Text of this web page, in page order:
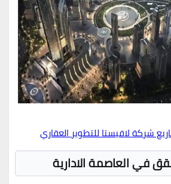
شركة لافيستا للتطوير العقاري
في العاصمة الادارية